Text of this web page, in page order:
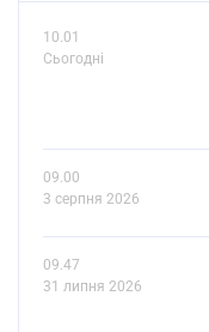
10.01
Сьогодні
09.00
3 серпня 2026
09.47
31 липня 2026